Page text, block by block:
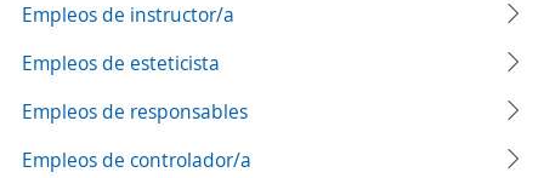
Empleos de instructor/a
Empleos de esteticista
Empleos de responsables
Empleos de controlador/a